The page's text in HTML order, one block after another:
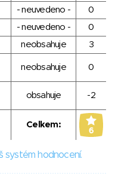
- neuvedeno -
0
- neuvedeno -
0
neobsahuje
3
neobsahuje 0
obsahuje -2
Celkem:
6
systém hodnocení.